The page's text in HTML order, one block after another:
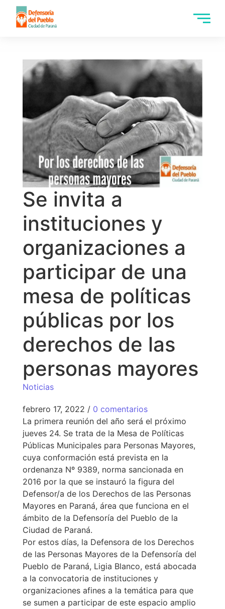
Se invita a
instituciones y
organizaciones a
participar de una
mesa de políticas
públicas por los
derechos de las
personas mayores
Noticias
febrero 17, 2022 / 0 comentarios
La primera reunión del año será el próximo
jueves 24. Se trata de la Mesa de Políticas
Públicas Municipales para Personas Mayores,
cuya conformación está prevista en la
ordenanza Nº 9389, norma sancionada en
2016 por la que se instauró la figura del
Defensor/a de los Derechos de las Personas
Mayores en Paraná, área que funciona en el
ámbito de la Defensoría del Pueblo de la
Ciudad de Paraná.
Por estos días, la Defensora de los Derechos
de las Personas Mayores de la Defensoría del
Pueblo de Paraná, Ligia Blanco, está abocada
a la convocatoria de instituciones y
organizaciones afines a la temática para que
se sumen a participar de este espacio amplio